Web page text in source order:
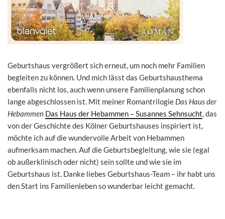
Geburtshaus vergrößert sich erneut, um noch mehr Familien
begleiten zu können. Und mich lässt das Geburtshausthema
ebenfalls nicht los, auch wenn unsere Familienplanung schon
lange abgeschlossen ist. Mit meiner Romantrilogie Das Haus der
Hebammen Das Haus der Hebammen – Susannes Sehnsucht, das
von der Geschichte des Kölner Geburtshauses inspiriert ist,
möchte ich auf die wundervolle Arbeit von Hebammen
aufmerksam machen. Auf die Geburtsbegleitung, wie sie (egal
ob außerklinisch oder nicht) sein sollte und wie sie im
Geburtshaus ist. Danke liebes Geburtshaus-Team – ihr habt uns
den Start ins Familienleben so wunderbar leicht gemacht.